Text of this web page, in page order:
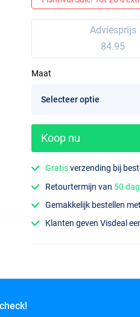
Adviesprijs
84.95
Maat
Koop nu
Gratisverzending bij
Retourtermijn van 50
Gemakkelijk bestellen
Klanten geven Visdeal